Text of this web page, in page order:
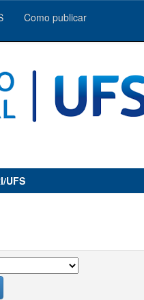
Como publicar
UFS